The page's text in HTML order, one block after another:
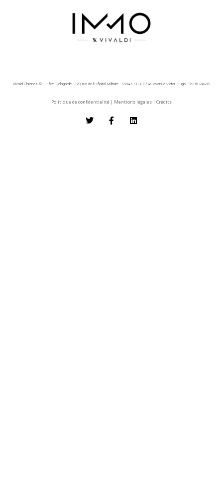
Vivaldi Chronos © - Hôtel Delagarde - 120, rue de l'Hôpital Militaire - 59043 LILLE / 45 avenue Victor Hugo - 75116 PARIS
Politique de confidentialité | Mentions légales | Crédits